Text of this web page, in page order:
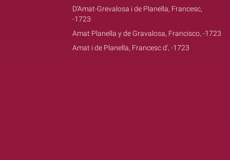
D’Amat-Grevalosa i de Planella, Francesc,
-1723
Amat Planella y de Gravalosa, Francisco, -1723
Amat i de Planella, Francesc d', -1723